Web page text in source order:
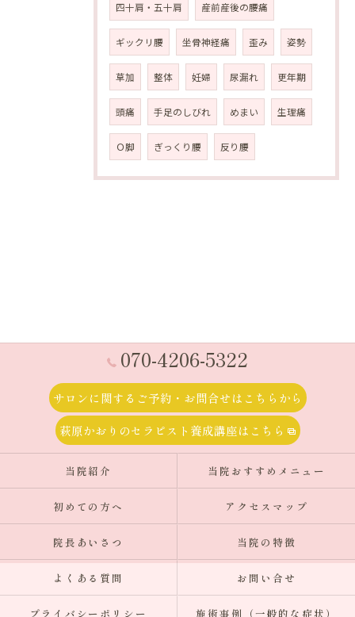
四十肩・五十肩 産前産後の腰痛
ギックリ腰 坐骨神経痛 歪み 姿勢
草加 整体 妊婦 尿漏れ 更年期
頭痛 手足のしびれ めまい 生理痛
Ｏ脚 ぎっくり腰 反り腰
070-4206-5322
サロンに関するご予約・お問合せはこちらから
萩原かおりのセラピスト養成講座はこちら
当院紹介 当院おすすめメニュー
初めての方へ アクセスマップ
院長あいさつ 当院の特徴
よくある質問 お問い合せ
プライバシーポリシー 施術事例（一般的な症状）